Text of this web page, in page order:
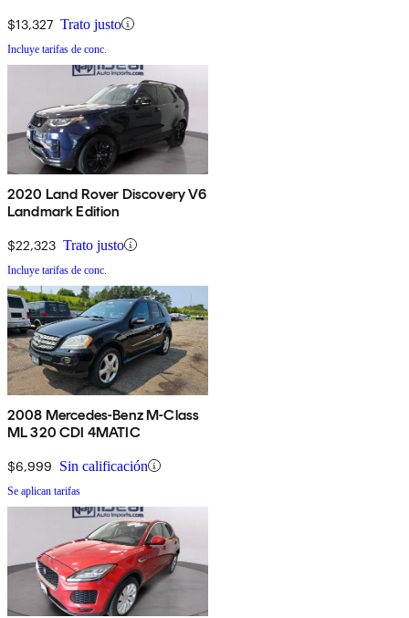
$13,327 Trato justo
Incluye tarifas de conc.
2020 Land Rover Discovery V6
Landmark Edition
$22,323 Trato justo
Incluye tarifas de conc.
2008 Mercedes-Benz M-Class
ML 320 CDI 4MATIC
$6,999 Sin calificación
Se aplican tarifas